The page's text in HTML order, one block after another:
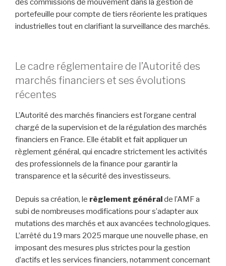
des commissions de mouvement dans la gestion de
portefeuille pour compte de tiers réoriente les pratiques
industrielles tout en clarifiant la surveillance des marchés.
Le cadre réglementaire de l’Autorité des
marchés financiers et ses évolutions
récentes
L’Autorité des marchés financiers est l’organe central
chargé de la supervision et de la régulation des marchés
financiers en France. Elle établit et fait appliquer un
règlement général, qui encadre strictement les activités
des professionnels de la finance pour garantir la
transparence et la sécurité des investisseurs.
Depuis sa création, le règlement général de l’AMF a
subi de nombreuses modifications pour s’adapter aux
mutations des marchés et aux avancées technologiques.
L’arrêté du 19 mars 2025 marque une nouvelle phase, en
imposant des mesures plus strictes pour la gestion
d’actifs et les services financiers, notamment concernant